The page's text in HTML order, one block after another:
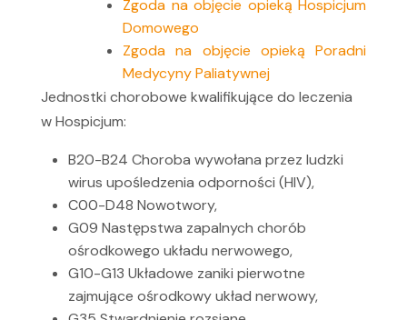
Zgoda na objęcie opieką Hospicjum
Domowego
Zgoda na objęcie opieką Poradni
Medycyny Paliatywnej
Jednostki chorobowe kwalifikujące do leczenia
w Hospicjum:
B20-B24 Choroba wywołana przez ludzki
wirus upośledzenia odporności (HIV),
C00-D48 Nowotwory,
G09 Następstwa zapalnych chorób
ośrodkowego układu nerwowego,
G10-G13 Układowe zaniki pierwotne
zajmujące ośrodkowy układ nerwowy,